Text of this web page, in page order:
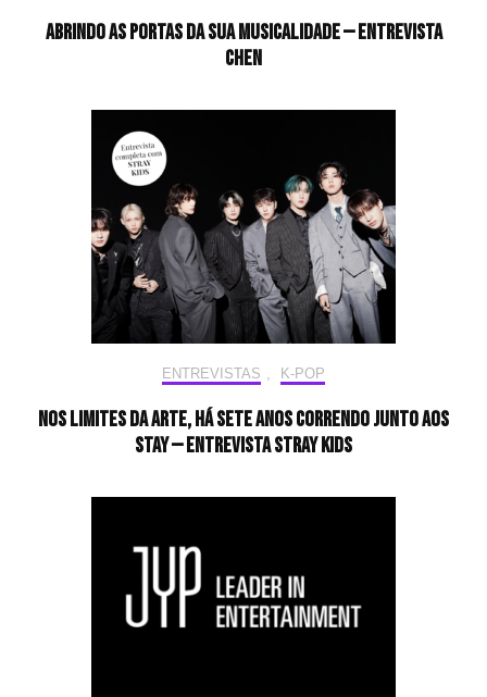
Abrindo as portas da sua musicalidade — Entrevista
CHEN
ENTREVISTAS K-POP
Nos limites da arte, há sete anos correndo junto aos
STAY — Entrevista Stray Kids